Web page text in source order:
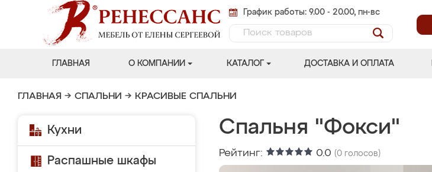
График работы: 9.00 - 20.00, пн-вс
ГЛАВНАЯ О КОМПАНИИ КАТАЛОГ ДОСТАВКА И ОПЛАТА
ГЛАВНАЯ → СПАЛЬНИ → КРАСИВЫЕ СПАЛЬНИ
Кухни
Распашные шкафы
Спальня "Фокси"
Рейтинг: 0.0 (0 голосов)